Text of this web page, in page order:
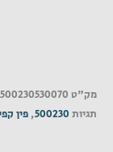
מק"ט 500230530070
תגיות 500230
, פין